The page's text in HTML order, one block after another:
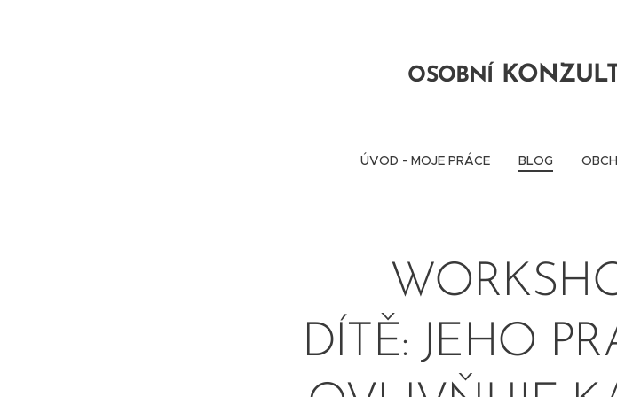
OSOBNÍ
ÚVOD - MOJE PRÁCE BLOG
DÍTĚ: JEHO